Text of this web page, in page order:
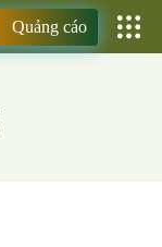
Quảng cáo